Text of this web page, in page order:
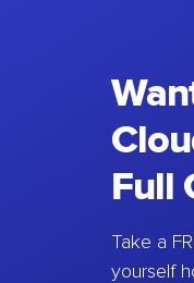
Full
Take a
yourself